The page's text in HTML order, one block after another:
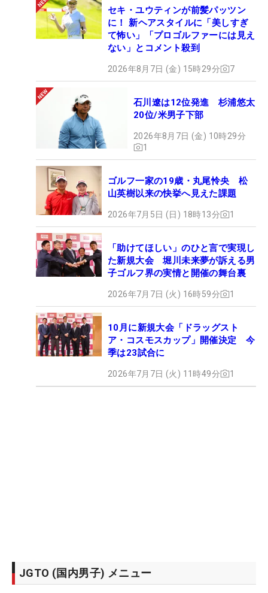
セキ・ユウティンが前髪パッツン
に！ 新ヘアスタイルに「美しすぎ
て怖い」「プロゴルファーには見え
ない」とコメント殺到
2026年8月7日 (金) 15時29分 7
石川遼は12位発進 杉浦悠太
20位/米男子下部
2026年8月7日 (金) 10時29分
1
ゴルフ一家の19歳・丸尾怜央 松
山英樹以来の快挙へ見えた課題
2026年7月5日 (日) 18時13分 1
「助けてほしい」のひと言で実現し
た新規大会 堀川未来夢が訴える男
子ゴルフ界の実情と開催の舞台裏
2026年7月7日 (火) 16時59分 1
10月に新規大会「ドラッグスト
ア・コスモスカップ」開催決定 今
季は23試合に
2026年7月7日 (火) 11時49分 1
JGTO (国内男子) メニュー